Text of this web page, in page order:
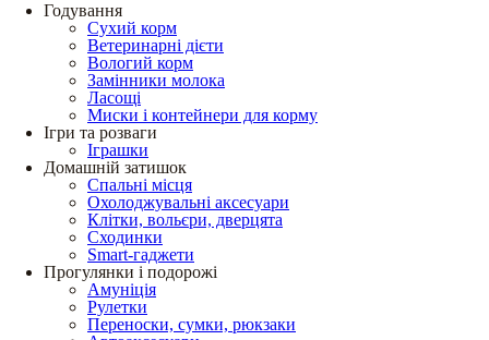
Годування
Сухий корм
Ветеринарні дієти
Вологий корм
Замінники молока
Ласощі
Миски і контейнери для корму
Ігри та розваги
Іграшки
Домашній затишок
Спальні місця
Охолоджувальні аксесуари
Клітки, вольєри, дверцята
Сходинки
Smart-гаджети
Прогулянки і подорожі
Амуніція
Рулетки
Переноски, сумки, рюкзаки